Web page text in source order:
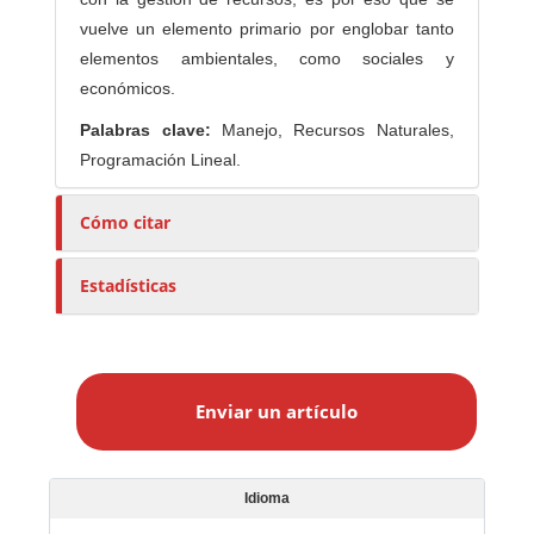
vuelve un elemento primario por englobar tanto
elementos ambientales, como sociales y
económicos.
Palabras clave: Manejo, Recursos Naturales,
Programación Lineal.
Cómo citar
Estadísticas
a
Enviar un artículo
Idioma